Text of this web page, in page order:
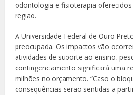
odontologia e fisioterapia
região.
A Universidade Federal de Ouro
preocupada. Os impactos vão
atividades de suporte ao ensino,
contingenciamento significará uma
milhões no orçamento. “Caso o
consequências serão sentidas a